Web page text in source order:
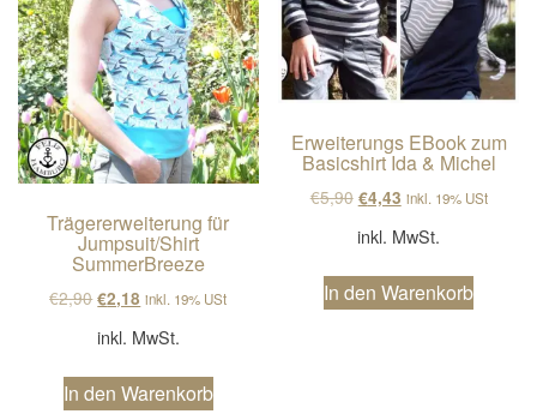
Trägererweiterung für
Jumpsuit/Shirt
SummerBreeze
€2,90Ursprünglicher Preis war: €2,90
€2,18 Aktueller Preis ist: €2,18.
inkl. 19% USt
inkl. MwSt.
In den Warenkorb
Erweiterungs EBook zum
Basicshirt Ida & Michel
€5,90 Ursprünglicher Preis
€4,43Aktueller Preis
inkl. 19% USt
inkl. MwSt.
In den Warenkorb